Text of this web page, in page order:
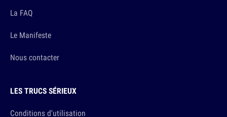
La FAQ
Le Manifeste
Nous contacter
LES TRUCS SÉRIEUX
Conditions d'utilisation